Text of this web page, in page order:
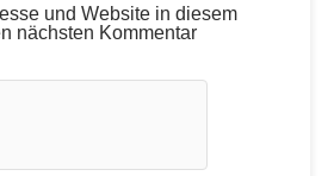
und Website in diesem
nächsten Kommentar